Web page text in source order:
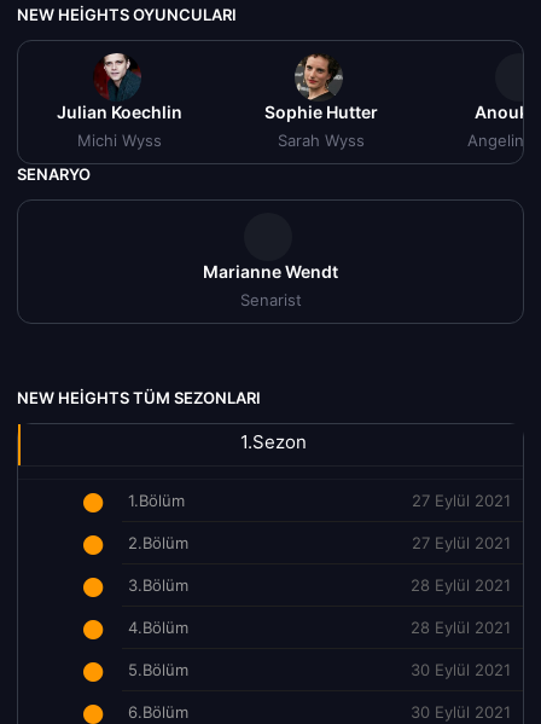
NEW HEIGHTS OYUNCULARI
Julian Koechlin
Michi Wyss
Sophie Hutter
Sarah Wyss
Anouk
Angelina
SENARYO
Marianne Wendt
Senarist
NEW HEIGHTS TÜM SEZONLARI
1.Sezon
1.Bölüm 27 Eylül 2021
2.Bölüm 27 Eylül 2021
3.Bölüm 28 Eylül 2021
4.Bölüm 28 Eylül 2021
5.Bölüm 30 Eylül 2021
6.Bölüm 30 Eylül 2021